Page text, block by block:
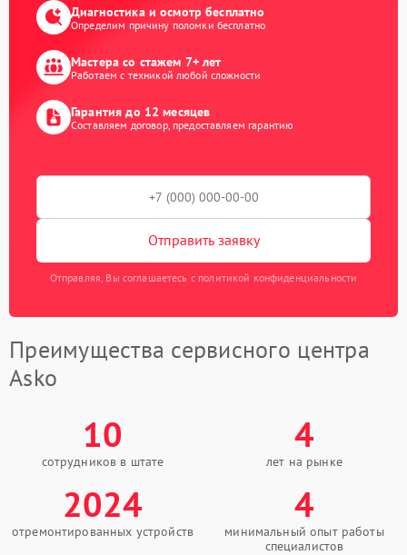
Диагностика и осмотр бесплатно
Определим причину поломки бесплатно
Мастера со стажем 7+ лет
Работаем с техникой любой сложности
Гарантия до 12 месяцев
Составляем договор, предоставляем гарантию
Отправить заявку
Отправляя, Вы соглашаетесь с политикой конфиденциальности
Преимущества сервисного центра
Asko
10
сотрудников в штате
4
лет на рынке
2024
отремонтированных устройств
4
минимальный опыт работы
специалистов